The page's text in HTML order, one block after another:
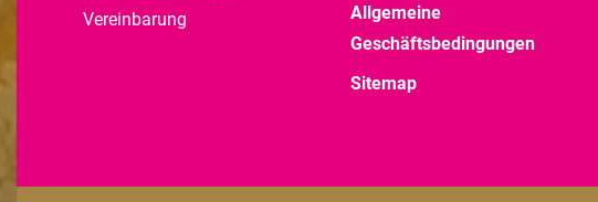
Vereinbarung
Allgemeine
Geschäftsbedingungen
Sitemap